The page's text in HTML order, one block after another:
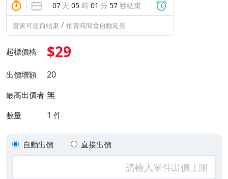
07 天 05 時 01 分 57 秒結束
賣家可提前結束 / 拍賣時間會自動延長
起標價格 $29
出價增額 20
最高出價者 無
數量 1 件
自動出價 直接出價